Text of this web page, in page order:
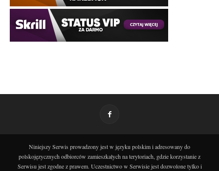
Niniejszy Serwis prowadzony jest w języku polskim i adresowany do
polskojęzycznych odbiorców zamieszkałych na terytoriach, gdzie korzystanie z
Serwisu jest zgodne z prawem. Uczestnictwo w Serwisie jest dozwolone tylko i